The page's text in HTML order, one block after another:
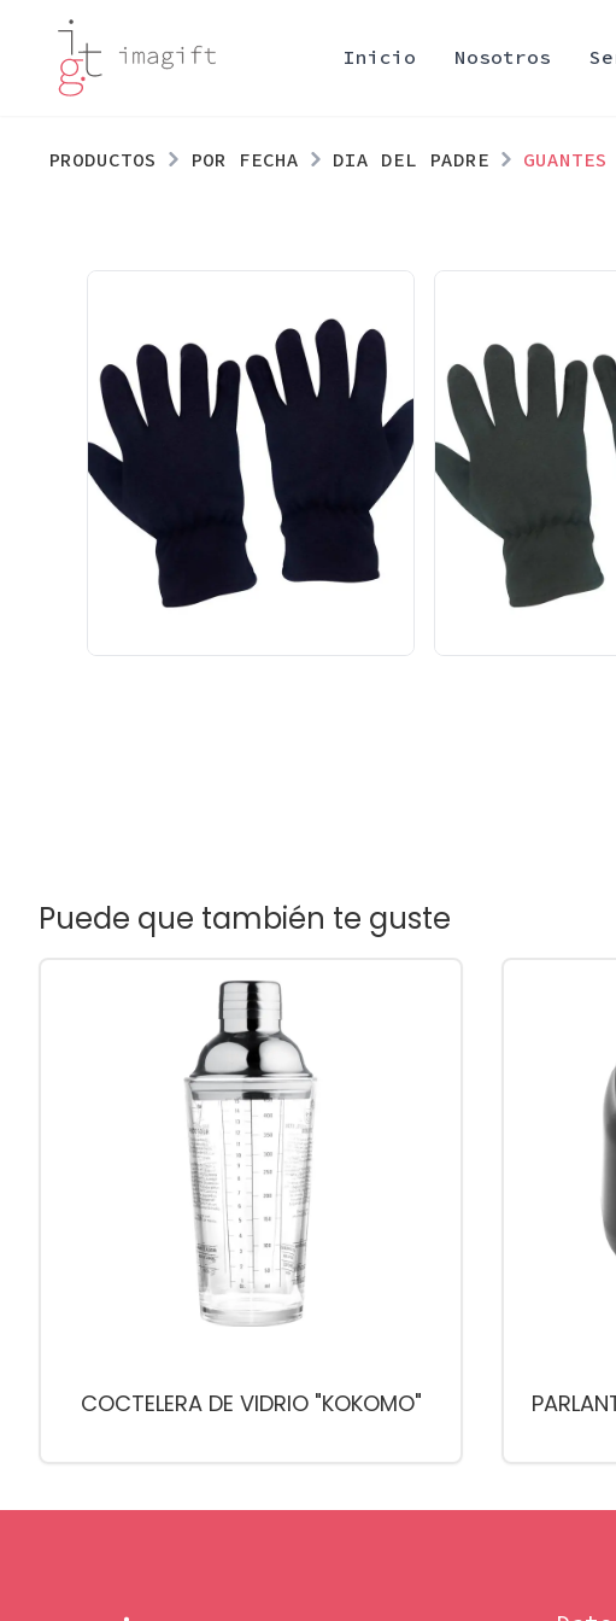
Inicio Nosotros
PRODUCTOS POR FECHA DIA DEL PADRE
Puede que también te guste
COCTELERA DE VIDRIO "KOKOMO"